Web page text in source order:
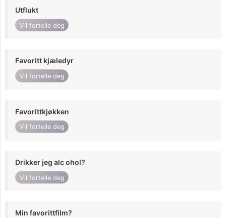
Utflukt
Vil fortelle deg
Favoritt kjæledyr
Vil fortelle deg
Favorittkjøkken
Vil fortelle deg
Drikker jeg alc ohol?
Vil fortelle deg
Min favorittfilm?